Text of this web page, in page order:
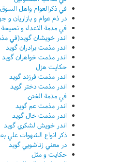
في ذکرالعوام واهل
در ذم عوام و بازاريان و
في مذمة الاعداء و نصيحة
اندر خويشان گويد(في
اندر مذمت برادران گويد
اندر مذمت خواهران گويد
حکايت هزل
اندر مذمت فرزند گويد
اندر مذمت دختر گويد
في مذمة الختن
اندر مذمت عم گويد
اندر مذمت خال گويد
اندر خويش لشکري گويد
ذکر انواع الشهوات
در معني زناشويي گويد
حکايت و مثل